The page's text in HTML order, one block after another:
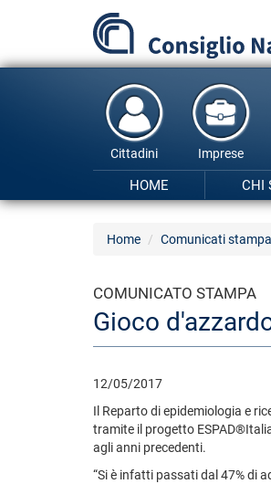
principale
Cittadini Imprese
HOME CHI
Home Comunicati stampa
COMUNICATO STAMPA
Gioco
12/05/2017
Il Reparto di epidemiologia e
tramite il progetto
agli anni precedenti.
“Si è infatti passati dal 47% di